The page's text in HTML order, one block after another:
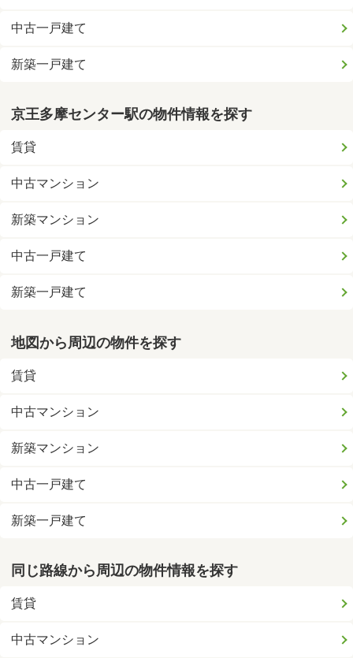
中古一戸建て
新築一戸建て
京王多摩センター駅の物件情報を探す
賃貸
中古マンション
新築マンション
中古一戸建て
新築一戸建て
地図から周辺の物件を探す
賃貸
中古マンション
新築マンション
中古一戸建て
新築一戸建て
同じ路線から周辺の物件情報を探す
賃貸
中古マンション